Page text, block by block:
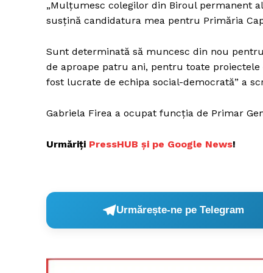
„Mulțumesc colegilor din Biroul permanent
susțină candidatura mea pentru Primăria
Sunt determinată să muncesc din nou
de aproape patru ani, pentru toate
fost lucrate de echipa social-democrată” a
Gabriela Firea a ocupat funcția de Primar
Urmăriți PressHUB și pe Google News!
Urmărește-ne pe Telegram